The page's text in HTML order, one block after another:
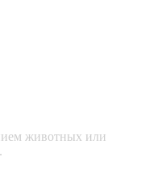
животных или